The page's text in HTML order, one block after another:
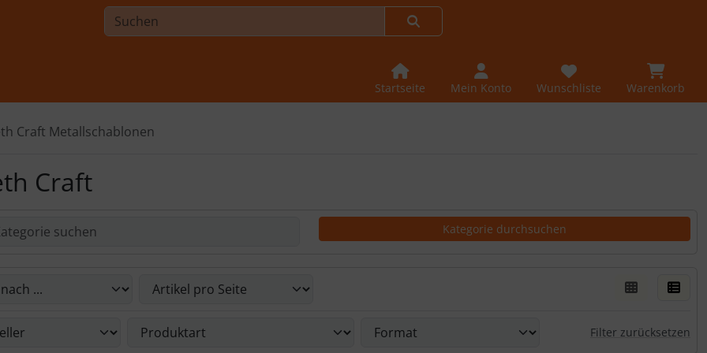
Startseite Mein Konto Wunschliste Warenkorb
Craft Metallschablonen
Craft
Du die nachfolgenden Artikel nach ihren Eigenschaften filtern. Filter zurücksetzen